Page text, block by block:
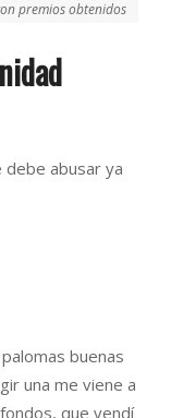
premios obtenidos
debe abusar ya
buenas
una me viene a
que vendí